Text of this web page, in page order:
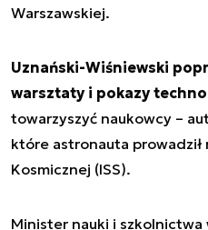
Warszawskiej.
Uznański-Wiśniewski
warsztaty i pokazy
towarzyszyć naukowcy –
które astronauta
Kosmicznej (ISS).
Minister nauki i szkolnictwa